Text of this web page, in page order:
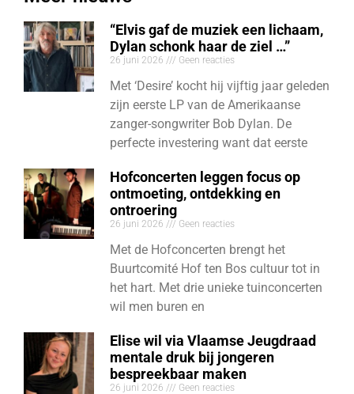
“Elvis gaf de muziek een lichaam,
Dylan schonk haar de ziel …”
26 juni 2026 Geen reacties
Met ‘Desire’ kocht hij vijftig jaar geleden
zijn eerste LP van de Amerikaanse
zanger-songwriter Bob Dylan. De
perfecte investering want dat eerste
Hofconcerten leggen focus op
ontmoeting, ontdekking en
ontroering
26 juni 2026 Geen reacties
Met de Hofconcerten brengt het
Buurtcomité Hof ten Bos cultuur tot in
het hart. Met drie unieke tuinconcerten
wil men buren en
Elise wil via Vlaamse Jeugdraad
mentale druk bij jongeren
bespreekbaar maken
26 juni 2026 Geen reacties